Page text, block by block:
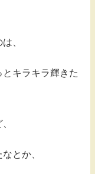
、
キラキラ輝きた
とか、